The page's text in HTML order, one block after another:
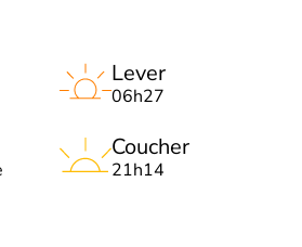
Lever
06h27
Coucher
21h14